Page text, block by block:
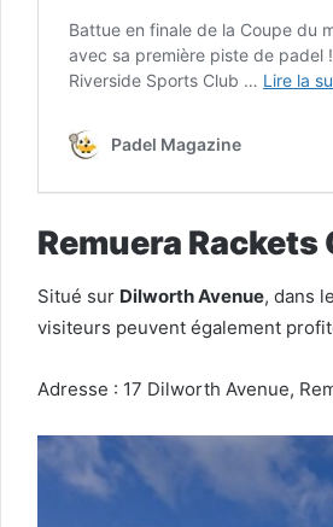
Remuera Rackets
Situé sur Dilworth Avenue, dans
visiteurs peuvent également
Adresse : 17 Dilworth Avenue,